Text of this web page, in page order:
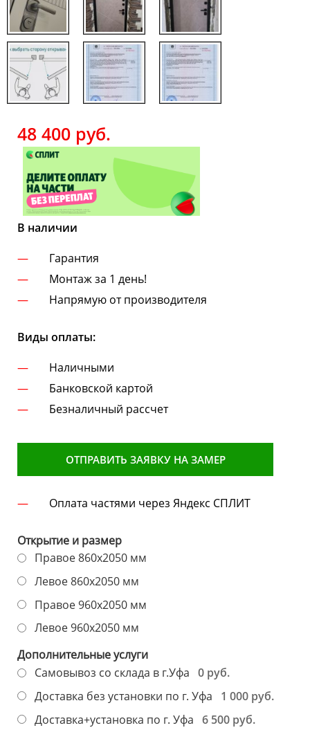
48 400 руб.
В наличии
Гарантия
Монтаж за 1 день!
Напрямую от производителя
Виды оплаты:
Наличными
Банковской картой
Безналичный рассчет
ОТПРАВИТЬ ЗАЯВКУ НА ЗАМЕР
Оплата частями через Яндекс СПЛИТ
Открытие и размер
Правое 860х2050 мм
Левое 860х2050 мм
Правое 960х2050 мм
Левое 960х2050 мм
Дополнительные услуги
Самовывоз со склада в г.Уфа 0 руб.
Доставка без установки по г. Уфа
1 000 руб.
Доставка+установка по г. Уфа 6 500 руб.